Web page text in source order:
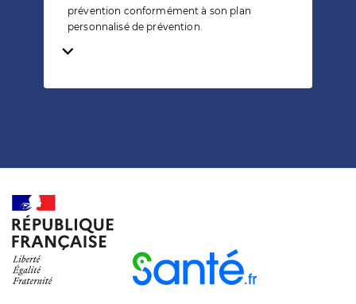
prévention conformément à son plan
personnalisé de prévention.
Temps de lecture